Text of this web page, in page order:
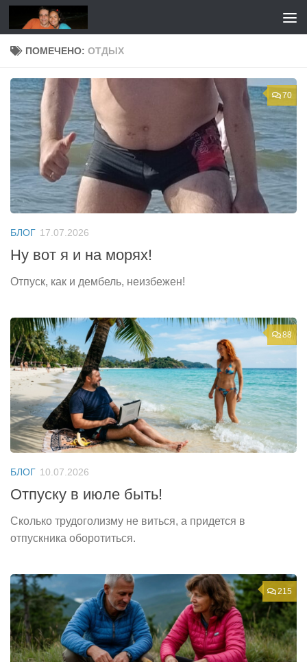
Перейти к содержимому
ПОМЕЧЕНО: ОТДЫХ
70
БЛОГ 17.07.2026
Ну вот я и на морях!
Отпуск, как и дембель, неизбежен!
88
БЛОГ 10.07.2026
Отпуску в июле быть!
Сколько трудоголизму не виться, а придется в
отпускника оборотиться.
215